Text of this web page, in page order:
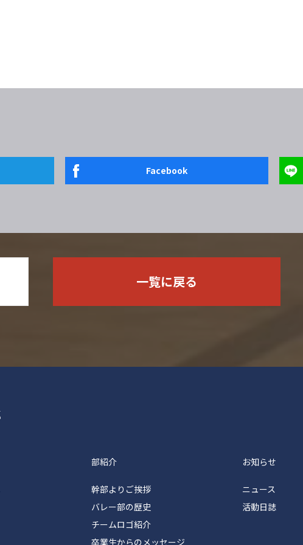
Facebook
一覧に戻る
部紹介
幹部よりご挨拶
バレー部の歴史
チームロゴ紹介
卒業生からのメッセージ
お知らせ
ニュース
活動日誌